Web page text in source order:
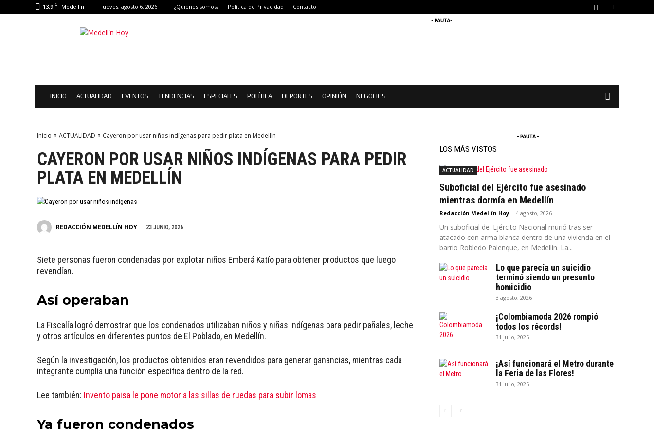
13.9 C Medellín jueves, agosto 6, 2026 ¿Quiénes somos? Política de Privacidad Contacto
Medellín
- PAUTA-
INICIO ACTUALIDAD EVENTOS TENDENCIAS ESPECIALES POLÍTICA DEPORTES OPINIÓN NEGOCIOS
Inicio ACTUALIDAD Cayeron por usar niños indígenas para pedir plata en Medellín
CAYERON POR USAR NIÑOS INDÍGENAS PARA PEDIR
PLATA EN MEDELLÍN
REDACCIÓN MEDELLÍN HOY 23 JUNIO, 2026
Siete personas fueron condenadas por explotar niños Emberá Katío para obtener productos que luego
revendían.
Así operaban
La Fiscalía logró demostrar que los condenados utilizaban niños y niñas indígenas para pedir pañales, leche
y otros artículos en diferentes puntos de El Poblado, en Medellín.
Según la investigación, los productos obtenidos eran revendidos para generar ganancias, mientras cada
integrante cumplía una función específica dentro de la red.
Lee también: Invento paisa le pone motor a las sillas de ruedas para subir lomas
Ya fueron condenados
- PAUTA -
LOS MÁS VISTOS
ACTUALIDAD
Suboficial del Ejército fue asesinado
mientras dormía en Medellín
Redacción Medellín Hoy - 4 agosto, 2026
Un suboficial del Ejército Nacional murió tras ser
atacado con arma blanca dentro de una vivienda en el
barrio Robledo Palenque, en Medellín. La...
Lo que parecía un suicidio
terminó siendo un presunto
homicidio
3 agosto, 2026
¡Colombiamoda 2026 rompió
todos los récords!
31 julio, 2026
¡Así funcionará el Metro durante
la Feria de las Flores!
31 julio, 2026